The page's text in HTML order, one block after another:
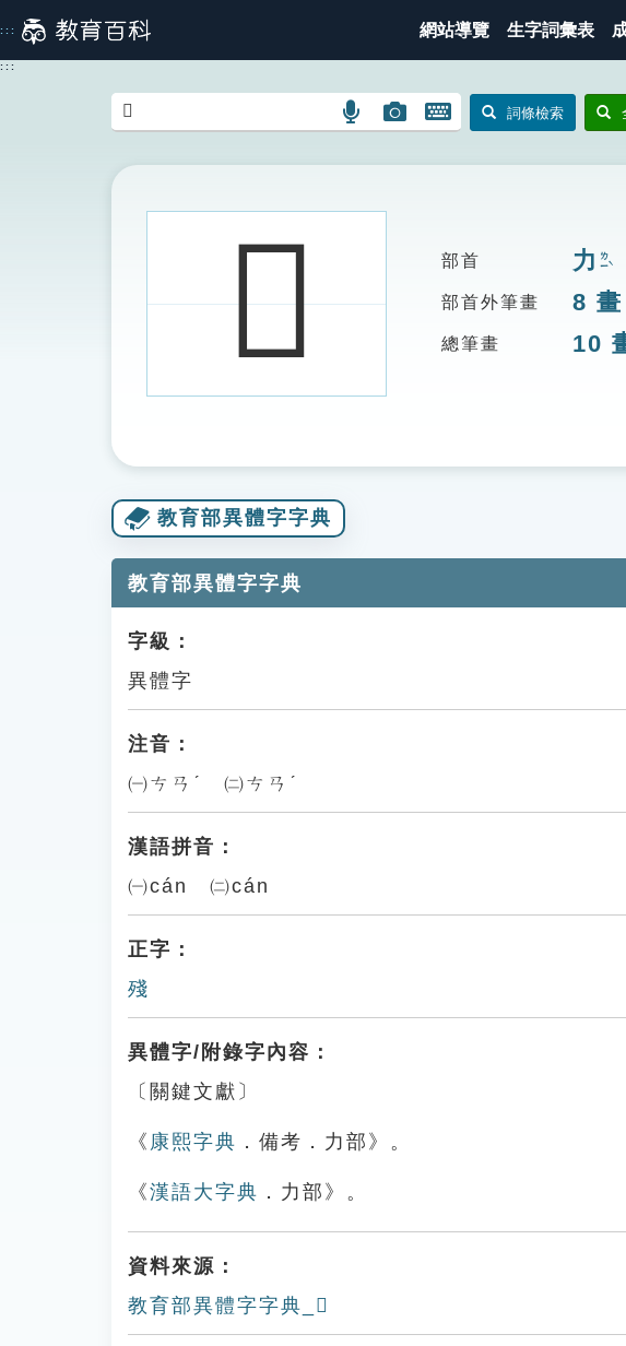
到
主
::: 網站導覽 生字詞彙表
:::
語
搜
圖
圖
搜
開
鍵
詞條檢索
𠡹 部首 力 ㄌㄧˋ
部首外筆畫 8 畫
總筆畫 10
教育部異體字字典
教育部異體字字典
字級：
異體字
注音：
㈠ㄘㄢˊ ㈡ㄘㄢˊ
漢語拼音：
㈠cán ㈡cán
正字：
殘
異體字/附錄字內容：
〔關鍵文獻〕
《 康熙字典 ．備考．力部》。
《漢語大字典 ．力部》。
資料來源：
教育部異體字字典_𠡹